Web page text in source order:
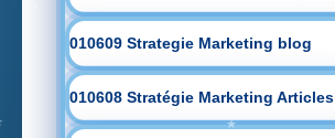
010609 Strategie Marketing blog
010608 Stratégie Marketing Articles